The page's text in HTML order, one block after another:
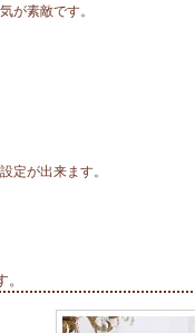
が素敵です。
定が出来ます。